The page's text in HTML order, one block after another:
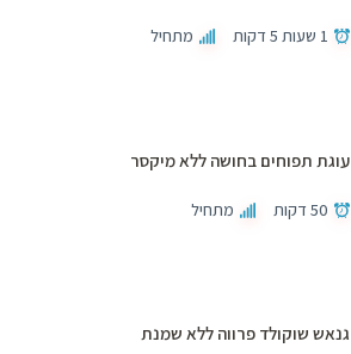
1 שעות 5 דקות מתחיל
עוגת תפוחים בחושה ללא מיקסר
50 דקות מתחיל
גנאש שוקולד פרווה ללא שמנת